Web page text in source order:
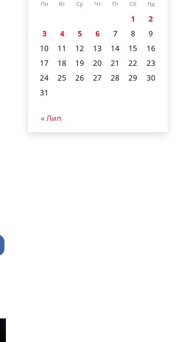
Пн Вт Ср Чт Пт Сб Нд
1
2
3
4 5 6 7 8
9
10
11 12 13 14 15
16
17
18 19 20 21 22
23
24
25 26 27 28 29
30
31
« Лип